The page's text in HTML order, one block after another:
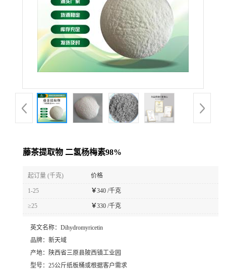
藤茶提取物 二氢杨梅素98%
起订量 (千克) 价格
1-25 ￥340 /千克
≥25 ￥330 /千克
英文名称： Dihydromyricetin
品牌： 新天域
产地：
陕西省三原县陂西镇工业园
型号： 25公斤纸板桶或根据客户需求